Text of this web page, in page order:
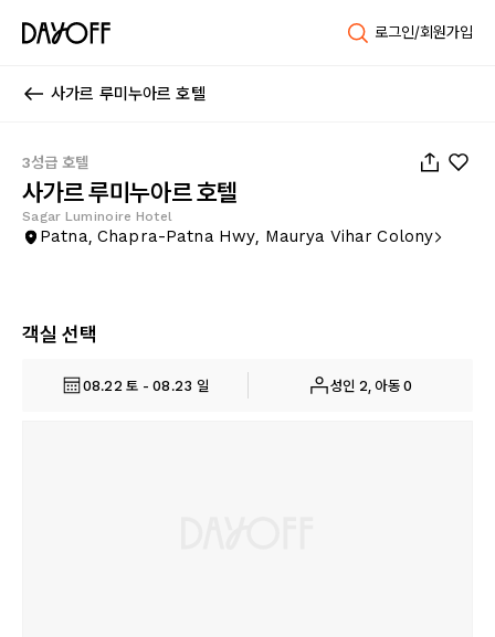
로그인/회원가입
사가르 루미누아르 호텔
3성급 호텔
사가르 루미누아르 호텔
Sagar Luminoire Hotel
Patna, Chapra-Patna Hwy, Maurya Vihar Colony
객실 선택
08.22 토 - 08.23 일 성인 2, 아동 0